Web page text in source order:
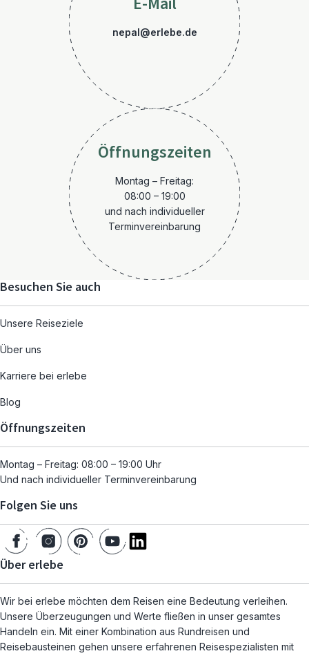
nepal@erlebe.de
Öffnungszeiten
Montag – Freitag:
08:00 – 19:00
und nach individueller
Terminvereinbarung
Besuchen Sie auch
Unsere Reiseziele
Über uns
Karriere bei erlebe
Blog
Öffnungszeiten
Montag – Freitag: 08:00 – 19:00 Uhr
Und nach individueller Terminvereinbarung
Folgen Sie uns
Über erlebe
Wir bei erlebe möchten dem Reisen eine Bedeutung verleihen.
Unsere Überzeugungen und Werte fließen in unser gesamtes
Handeln ein. Mit einer Kombination aus Rundreisen und
Reisebausteinen gehen unsere erfahrenen Reisespezialisten mit